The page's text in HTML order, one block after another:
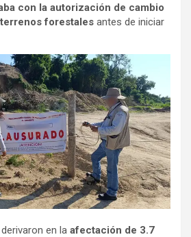
con la autorización de cambio
forestales antes de iniciar
en la afectación de 3.7